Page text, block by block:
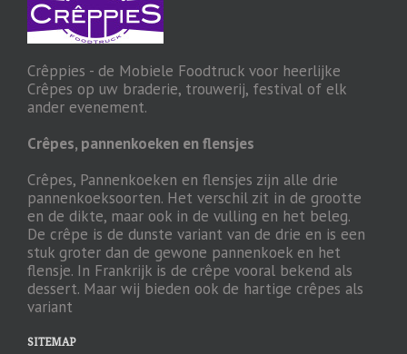
Crêppies - de Mobiele Foodtruck voor heerlijke
Crêpes op uw braderie, trouwerij, festival of elk
ander evenement.
Crêpes, pannenkoeken en flensjes
Crêpes, Pannenkoeken en flensjes zijn alle drie
pannenkoeksoorten. Het verschil zit in de grootte
en de dikte, maar ook in de vulling en het beleg.
De crêpe is de dunste variant van de drie en is een
stuk groter dan de gewone pannenkoek en het
flensje. In Frankrijk is de crêpe vooral bekend als
dessert. Maar wij bieden ook de hartige crêpes als
variant
SITEMAP